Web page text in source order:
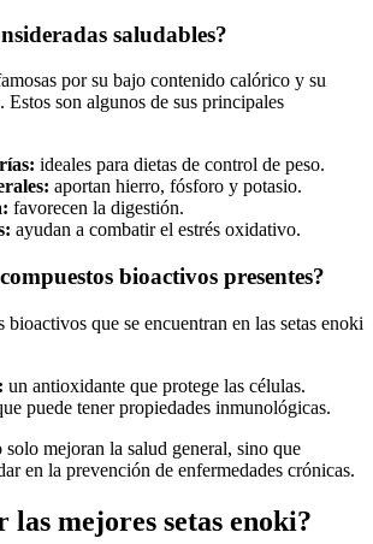
saludables?
por su bajo contenido calórico y su
Estos son algunos de sus principales
ideales para dietas de control de peso.
aportan hierro, fósforo y potasio.
favorecen la digestión.
ayudan a combatir el estrés oxidativo.
bioactivos presentes?
bioactivos que se encuentran en las setas enoki
un antioxidante que protege las células.
puede tener propiedades inmunológicas.
solo mejoran la salud general, sino que
en la prevención de enfermedades crónicas.
las mejores setas enoki?